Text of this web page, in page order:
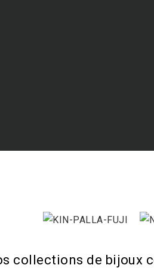
collections de bijoux